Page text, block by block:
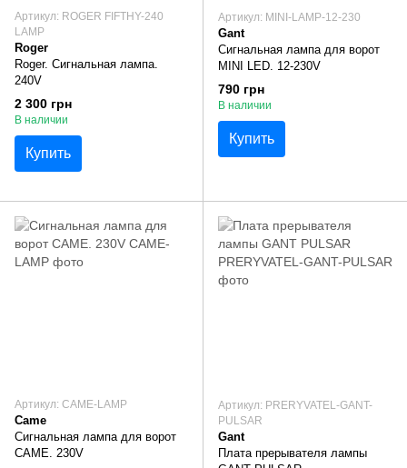
Артикул: ROGER FIFTHY-240
LAMP
Roger
Roger. Сигнальная лампа.
240V
2 300 грн
В наличии
Купить
Артикул: MINI-LAMP-12-230
Gant
Сигнальная лампа для ворот
MINI LED. 12-230V
790 грн
В наличии
Купить
Артикул: CAME-LAMP
Came
Сигнальная лампа для ворот
CAME. 230V
Артикул: PRERYVATEL-GANT-
PULSAR
Gant
Плата прерывателя лампы